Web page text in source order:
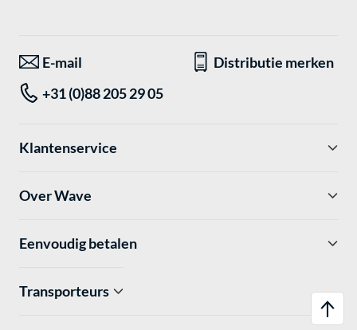
E-mail
Distributie merken
+31 (0)88 205 29 05
Klantenservice
Over Wave
Eenvoudig betalen
Transporteurs